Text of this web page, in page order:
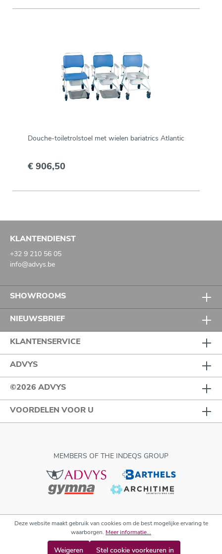
Douche-toiletrolstoel met wielen bariatrics Atlantic
€ 906,50
KLANTENDIENST
+32 9 210 56 05
info@advys.be
SHOWROOMS
NIEUWSBRIEF
KLANTENSERVICE
ADVYS
©2026 ADVYS
VOORDELEN VOOR U
MEMBERS OF THE INDEQS GROUP
Deze website maakt gebruik van cookies om de best mogelijke ervaring te
waarborgen. Meer informatie...
Weigeren Stel cookie voorkeuren in